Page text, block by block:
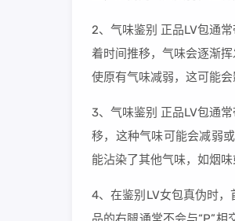
2、气味鉴别 正品LV包通
着时间推移，气味会逐渐
使原有气味减弱，这可能会
3、气味鉴别 正品LV包通
移，这种气味可能会减弱
能沾染了其他气味，如烟
4、在鉴别LV女包真伪时，